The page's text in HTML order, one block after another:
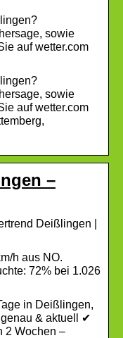
sowie
auf wetter.com
sowie
auf wetter.com
–
Deißlingen |
h aus NO.
72% bei 1.026
in Deißlingen,
& aktuell ✔
2 Wochen –